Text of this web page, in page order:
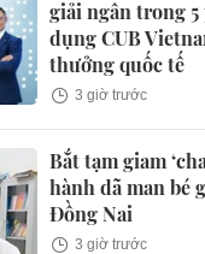
giải ngân trong
dụng CUB
thưởng quốc tế
3 giờ trước
Bắt tạm giam
hành dã man bé
Đồng Nai
3 giờ trước